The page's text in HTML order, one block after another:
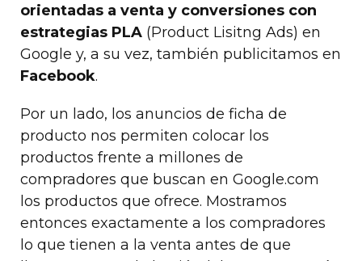
orientadas a venta y conversiones con
estrategias PLA (Product Lisitng Ads) en
Google y, a su vez, también publicitamos en
Facebook.
Por un lado, los anuncios de ficha de
producto nos permiten colocar los
productos frente a millones de
compradores que buscan en Google.com
los productos que ofrece. Mostramos
entonces exactamente a los compradores
lo que tienen a la venta antes de que